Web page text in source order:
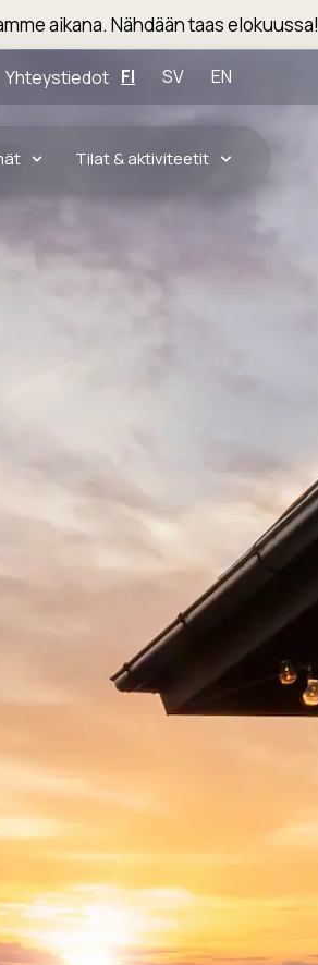
aikana. Nähdään taas elokuussa!
Yhteystiedot FI SV EN
Tilat & aktiviteetit